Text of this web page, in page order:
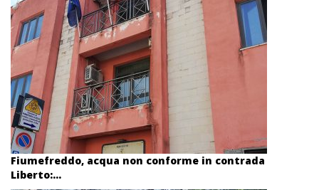
Fiumefreddo, acqua non conforme in contrada
Liberto:...